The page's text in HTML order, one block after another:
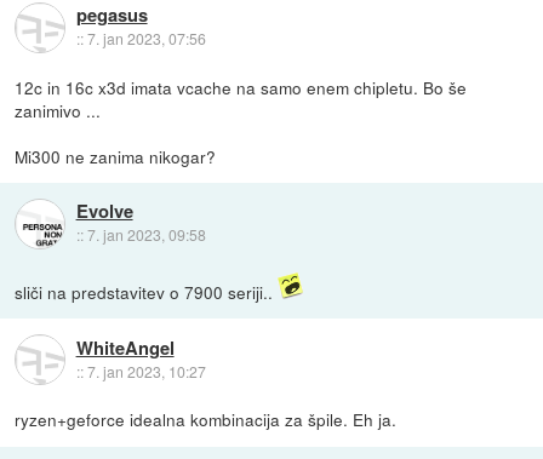
pegasus
::7. jan 2023, 07:56
12c in 16c x3d imata vcache na samo enem chipletu. Bo še
zanimivo ...
Mi300 ne zanima nikogar?
Evolve
::7. jan 2023, 09:58
sliči na predstavitev o 7900 seriji..
WhiteAngel
::7. jan 2023, 10:27
ryzen+geforce idealna kombinacija za špile. Eh ja.